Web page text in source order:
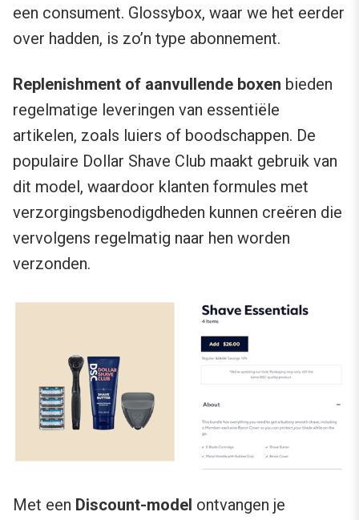
een consument. Glossybox, waar we het eerder
over hadden, is zo’n type abonnement.
Replenishment of aanvullende boxen bieden
regelmatige leveringen van essentiële
artikelen, zoals luiers of boodschappen. De
populaire Dollar Shave Club maakt gebruik van
dit model, waardoor klanten formules met
verzorgingsbenodigdheden kunnen creëren die
vervolgens regelmatig naar hen worden
verzonden.
Met een Discount-model ontvangen je